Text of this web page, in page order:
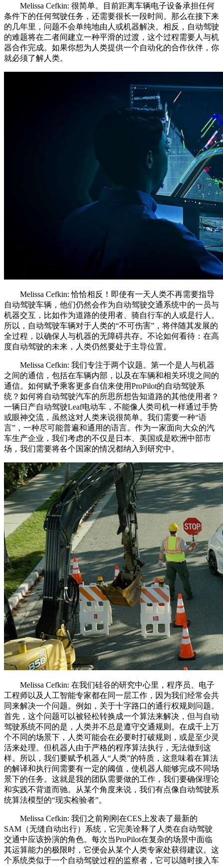
Melissa Cefkin: 很简单。目前距离车辆电子设备承担任何
条件下的任何驾驶任务，还需要很长一段时间。那么在接下来
的几年里，问题不会单纯地由人或机器解决。相反，自动驾驶
的难题将在二者间建立一种平滑的过渡，这个过程需要人与机
器合作完成。如果你想为人类提供一个自动化的合作伙伴，你
就必须了解人类。
Melissa Cefkin: 恰恰相反！即使有一天人类不再需要指导
自动驾驶车辆，他们仍然会作为自动驾驶交通系统中的一员与
机器交互，比如作为道路的使用者、骑自行车的人或是行人。
所以，自动驾驶车辆对于人类的“不可伤害”，将伴随其发展的
全过程，以确保人与机器的无障碍共存。不论如何看待：在高
度自动驾驶的未来，人类仍然要处于主导位置。
Melissa Cefkin: 我们专注于两个议题。第一个是人与机器
之间的通信，包括在车辆内部，以及在车辆和相关环境之间的
通信。如何赋予乘客更多自信来使用ProPilot的自动驾驶系
统？如何将自动驾驶汽车的所思所想告知道路的其他使用者？
一辆日产自动驾驶Leaf电动车，不能像人类司机一样通过手势
或眼神交流，虽然这对人类来说很简单。我们需要一种“语
言”，一种尽可能普遍和通用的语言。作为一家面向大众的汽
车生产企业，我们考虑的不仅是日本、美国或是欧洲中部市
场，我们需要将各个国家的情况都纳入到研究中。
Melissa Cefkin: 在我们硅谷的研究中心里，程序员、电子
工程师以及人工智能专家都在同一层工作，因为我们经常会共
同来解决一个问题。例如，关于十字路口的通行权规则问题。
首先，这个问题可以被轻松转换成一个算法来解决，但与自动
驾驶系统不同的是，人类并不总是遵守交通规则。在成千上万
个不同的场景下，人类可能会在必要时打破规则，或是至少灵
活来处理。但机器人由于严格的程序算法执行，无法做到这
样。所以，我们要赋予机器人“人类”的特质，这意味着在算法
的解译和执行间需要有一定的阈值，使机器人能够完成不同场
景下的任务。这就是我的团队需要做的工作，我们要确保理论
和实践不背道而驰。从某个角度来说，我们有点像自动驾驶系
统算法模型的“现实检验者”。
Melissa Cefkin: 我们之前刚刚在CES上发表了最新的
SAM（无缝自动出行）系统，它完美诠释了人类在自动驾驶
交通中应该扮演的角色。每次当ProPilot在复杂的场景中面临
其运算能力的极限时，它便会从某个人类专家处获得建议。这
个系统类似于一个自动驾驶过程的监察者，它可以随时接入车